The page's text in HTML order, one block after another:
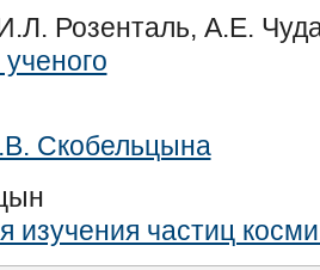
Розенталь, А.Е.
Скобельцына
изучения частиц